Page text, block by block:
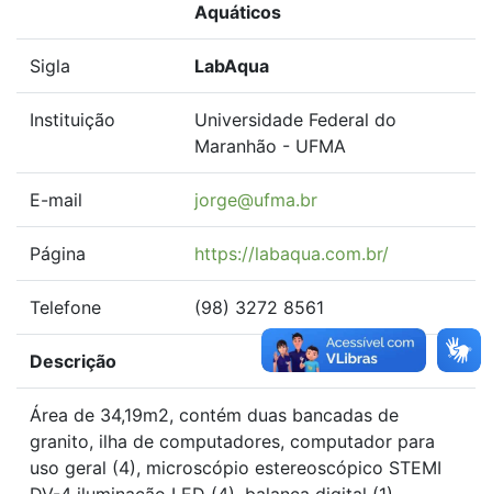
Aquáticos
Sigla LabAqua
Instituição
Universidade Federal do
Maranhão - UFMA
E-mail jorge@ufma.br
Página https://labaqua.com.br/
Telefone (98) 3272 8561
Descrição
Área de 34,19m2, contém duas bancadas de
granito, ilha de computadores, computador para
uso geral (4), microscópio estereoscópico STEMI